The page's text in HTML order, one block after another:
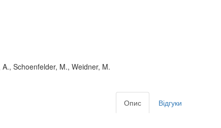
Schoenfelder, M., Weidner, M.
Опис Відгуки